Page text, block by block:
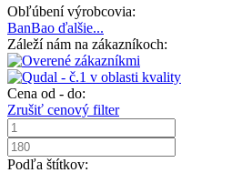
Obľúbení výrobcovia:
BanBao ďalšie...
Záleží nám na zákazníkoch:
Cena od - do:
Zrušiť cenový filter
Podľa štítkov: